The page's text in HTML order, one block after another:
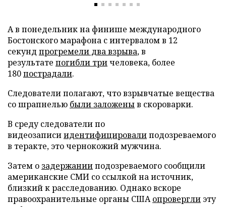
А в понедельник на финише международного
Бостонского марафона с интервалом в 12
секунд прогремели два взрыва, в
результате погибли тричеловека, более
180пострадали.
Следователи полагают, что взрывчатые вещества
со шрапнелью были заложеныв скороварки.
В среду следователи по
видеозаписиидентифицировалиподозреваемого
в теракте, это чернокожий мужчина.
Затем о задержанииподозреваемого сообщили
американские СМИ со ссылкой на источник,
близкий к расследованию. Однако вскоре
правоохранительные органы СШАопровергли эту